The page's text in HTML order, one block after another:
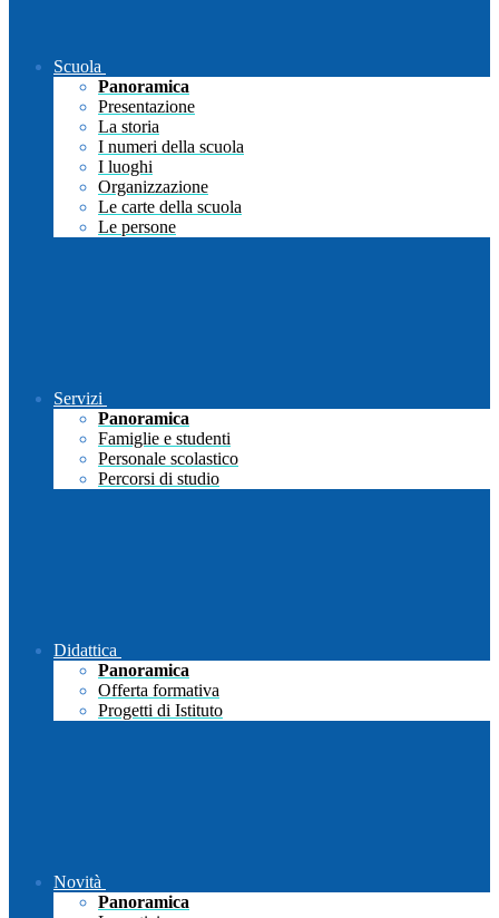
Scuola
Panoramica
Presentazione
La storia
I numeri della scuola
I luoghi
Organizzazione
Le carte della scuola
Le persone
Servizi
Panoramica
Famiglie e studenti
Personale scolastico
Percorsi di studio
Didattica
Panoramica
Offerta formativa
Progetti di Istituto
Novità
Panoramica